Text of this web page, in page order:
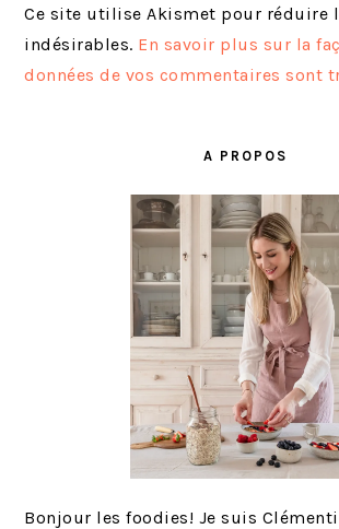
Ce site utilise Akismet pour réduire
indésirables. En savoir plus sur la
données de vos commentaires sont
A PROPOS
Bonjour les foodies! Je suis